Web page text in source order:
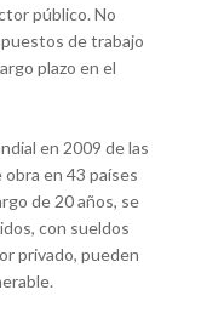
público. No
de trabajo
plazo en el
en 2009 de las
en 43 países
de 20 años, se
con sueldos
privado, pueden